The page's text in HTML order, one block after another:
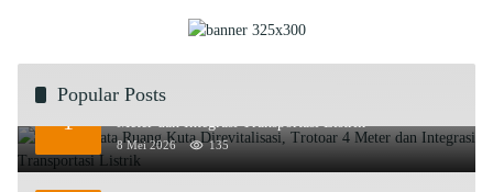
Popular Posts
1
Rencana Tata Ruang Kuta Direvitalisasi, Trotoar 4
8 Mei 2026 135